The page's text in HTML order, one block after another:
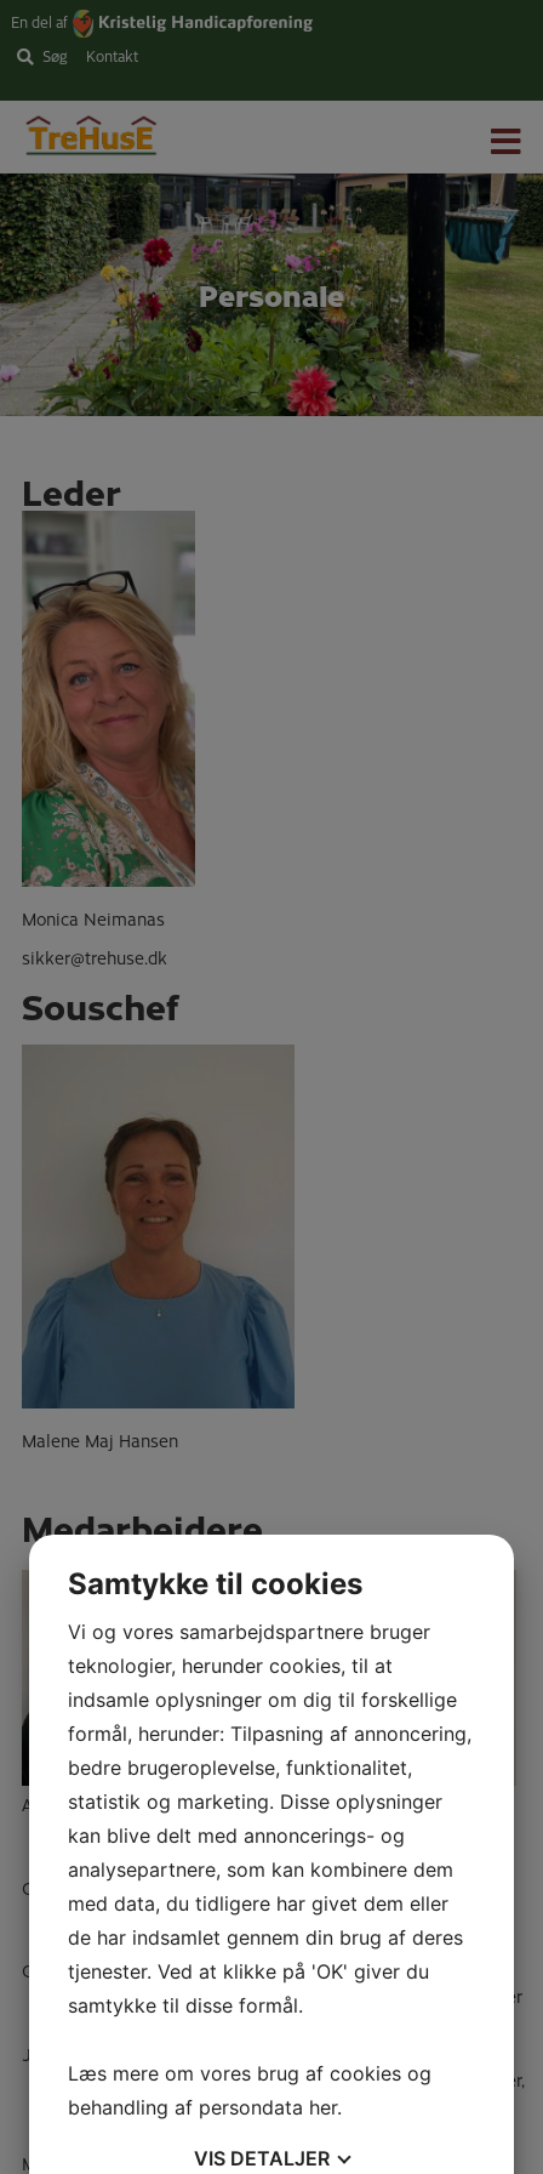
Hop
indholdet
En del af
Søg
Kontakt
Personale
Leder
Monica Neimanas
sikker@trehuse.dk
Souschef
Malene Maj Hansen
Medarbejdere
Anders, nattevagt Børge, pedel
Charlotte,
administrativ
Christina, nattevagt
Emilie,
diakon/pædagog
Frederik, pædagog
Gunhild, pædagog Helle, pædagog
Johanna,
pædagogmedhjælper
Julie, pædagog
husassistent
pædagogmedhjælper,
Mandi, ergoterapeut
Mette,
Samtykke til cookies
Vi og vores samarbejdspartnere bruger
teknologier, herunder cookies, til at
indsamle oplysninger om dig til forskellige
formål, herunder: Tilpasning af annoncering,
bedre brugeroplevelse, funktionalitet,
statistik og marketing. Disse oplysninger
kan blive delt med annoncerings- og
analysepartnere, som kan kombinere dem
med data, du tidligere har givet dem eller
de har indsamlet gennem din brug af deres
tjenester. Ved at klikke på 'OK' giver du
samtykke til disse formål.
Læs mere om vores brug af cookies og
behandling af persondata her.
VIS DETALJER